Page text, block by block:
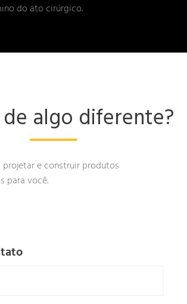
do ato cirúrgico.
de algo diferente?
e construir produtos
para você.